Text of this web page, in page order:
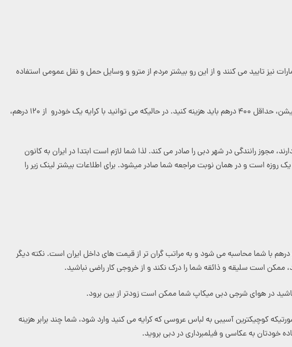
نیز تایید می کنند و از این رو بیشتر مردم از مترو و وسایل حمل و نقل عمومی استفاده
است. شما برای جابجایی بین حداقل ۳ لوکیشن، حداقل ۴۰۰ درهم باید هزینه کنید. در حالیکه می توانید با کرایه یک خودرو از ۱۲۰ درهم،
مجوز رانندگی در شهر دبی را صادر می کند. لذا شما لازم است ابتدا در ایران به کانون
روزه است و در همان نوبت مراجعه شما صادر میشود. برای اطلاعات بیشتر لینک زیر را
درهم با شما محاسبه می شود و به مراتب گران تر از قیمت های داخل ایران است. نکته دیگر
ممکن است سلیقه و ذائقه شما را درک نکند و از خروجی کار راضی نباشید.
در هوای شرجی دبی میکاپ شما ممکن است زودتر از بین برود.
کوچیکترین آسیبی به لباس عروسی که کرایه می کنید وارد شود، شما چند برابر هزینه
خودتان به عکاسی و فیلمبرداری در دبی بروید.